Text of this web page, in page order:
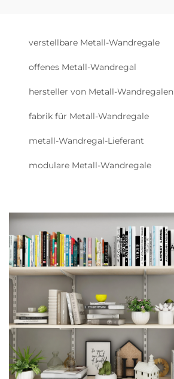
verstellbare Metall-Wandregale
offenes Metall-Wandregal
hersteller von Metall-Wandregalen
fabrik für Metall-Wandregale
metall-Wandregal-Lieferant
modulare Metall-Wandregale